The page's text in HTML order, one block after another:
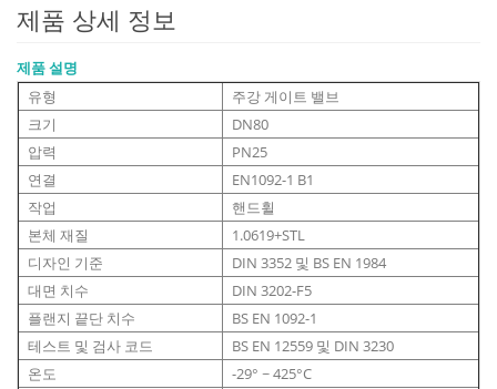
제품 상세 정보
제품 설명
유형
주강 게이트 밸브
크기
DN80
압력
PN25
연결
EN1092-1 B1
작업
핸드휠
본체 재질
1.0619+STL
디자인 기준
DIN 3352 및 BS EN 1984
대면 치수
DIN 3202-F5
플랜지 끝단 치수
BS EN 1092-1
테스트 및 검사 코드
BS EN 12559 및 DIN 3230
온도
-29° ~ 425°C